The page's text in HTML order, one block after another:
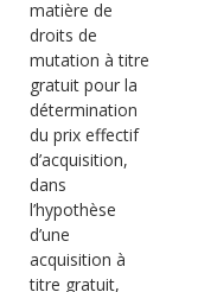
matière de
droits de
mutation à titre
gratuit pour la
détermination
du prix effectif
d’acquisition,
dans
l’hypothèse
d’une
acquisition à
titre gratuit,